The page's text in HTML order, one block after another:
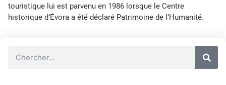
touristique lui est parvenu en 1986 lorsque le Centre
historique d’Évora a été déclaré Patrimoine de l’Humanité.